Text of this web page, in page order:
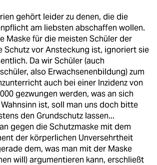
gehört leider zu denen, die die
am liebsten abschaffen wollen.
Maske für die meisten Schüler der
Schutz vor Ansteckung ist, ignoriert sie
Da wir Schüler (auch
also Erwachsenenbildung) zum
auch bei einer Inzidenz von
gezwungen werden, was an sich
ist, soll man uns doch bitte
den Grundschutz lassen...
gegen die Schutzmaske mit dem
der körperlichen Unversehrtheit
dem, was man mit der Maske
will) argumentieren kann, erschließt